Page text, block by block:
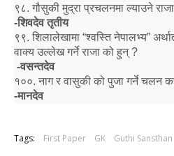
९८. गौसुकी मुद्रा प्रचलनमा ल्याउने
-शिवदेव तृतीय
९९. शिलालेखामा “श्वस्ति नेपालभ्य”
वाक्य उल्लेख गर्ने राजा को हुन् ?
-वसन्तदेव
१००. नाग र वासुकी को पुजा गर्ने चलन
-मानदेव
Tags: First Paper GK Guthi Sansthan